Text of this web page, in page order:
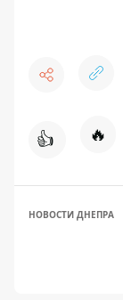
👍 🔥
НОВОСТИ ДНЕПРА